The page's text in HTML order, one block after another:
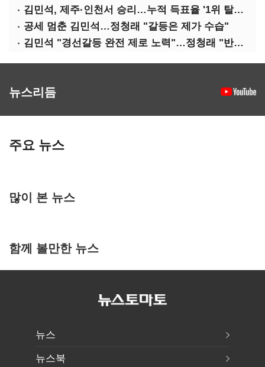
김민석, 제주·인천서 승리…누적 득표율 '1위 탈환'(종합)
공세 멈춘 김민석…정청래 "갈등은 제가 수습"
김민석 "경선갈등 완전 제로 노력"…정청래 "반명 공세 사과부터"
뉴스리듬
주요 뉴스
많이 본 뉴스
함께 볼만한 뉴스
뉴스
뉴스북